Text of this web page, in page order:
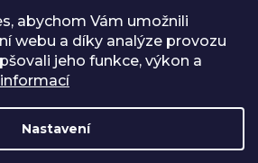
abychom Vám umožnili
webu a díky analýze provozu
jeho funkce, výkon a
Nastavení